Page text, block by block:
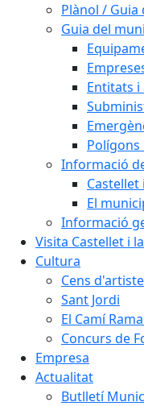
Plànol / Guia
Guia del
Entitats i
Polígons
Informació
Castellet
El
Informació
Visita Castellet i
Cultura
Cens
Sant Jordi
El Camí
Concurs de
Empresa
Actualitat
Butlletí